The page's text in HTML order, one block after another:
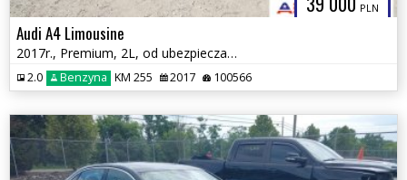
PLN
Audi A4 Limousine
2017r., Premium, 2L, od ubezpieczalni
2.0 Benzyna KM 255 2017 100566